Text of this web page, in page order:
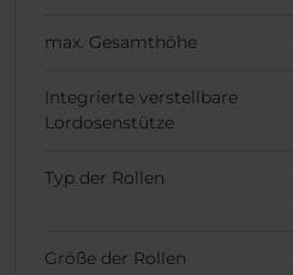
max. Gesamthöhe
Integrierte verstellbare
Lordosenstütze
Typ der Rollen
Größe der Rollen